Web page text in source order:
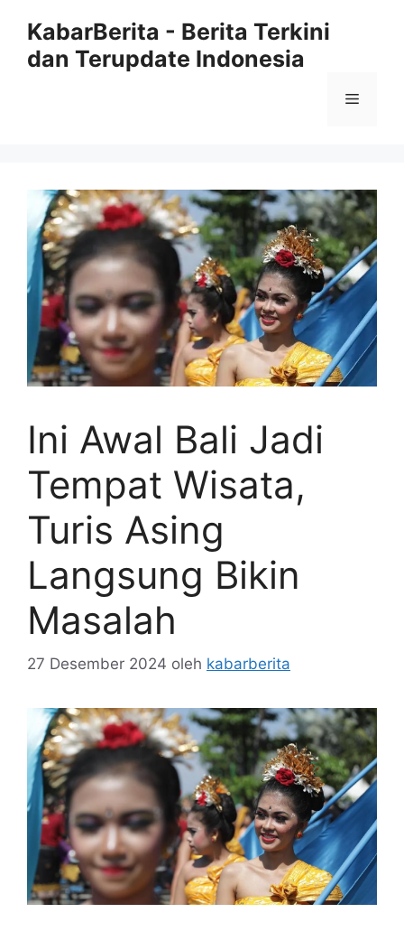
KabarBerita - Berita Terkini
dan Terupdate Indonesia
Menu
Ini Awal Bali Jadi
Tempat Wisata,
Turis Asing
Langsung Bikin
Masalah
27 Desember 2024 oleh kabarberita